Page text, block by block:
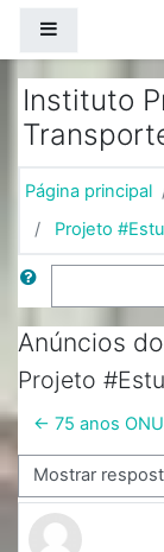
Instituto
Página principal
Projeto
Procurar
Anúncios
Projeto
← 75 anos ONU
Modo de